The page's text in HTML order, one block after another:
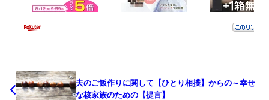
夫のご飯作りに関して【ひとり相撲】からの～幸せ
な核家族のための【提言】